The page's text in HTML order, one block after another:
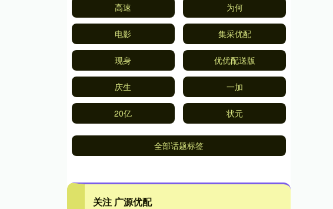
高速 为何
电影 集采优配
现身 优优配送版
庆生 一加
20亿 状元
全部话题标签
关注 广源优配